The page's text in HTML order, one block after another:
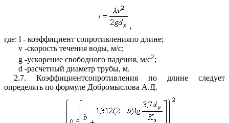
,
где: l - коэффициент сопротивленияпо длине;
v -скорость течения воды, м/с;
g -ускорение свободного падения, м/с2;
d -расчетный диаметр трубы, м.
2.7. Коэффициентсопротивления по длине следует
определять по формуле Добромыслова А.Д.